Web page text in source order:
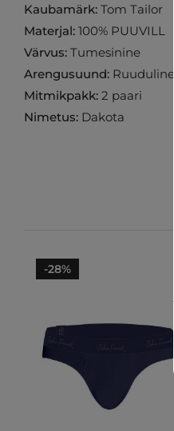
Kaubamärk: Tom Tailor
Materjal: 100% PUUVILL
Värvus: Tumesinine
Arengusuund: Ruuduline
Mitmikpakk: 2 paari
Nimetus: Dakota
-28%